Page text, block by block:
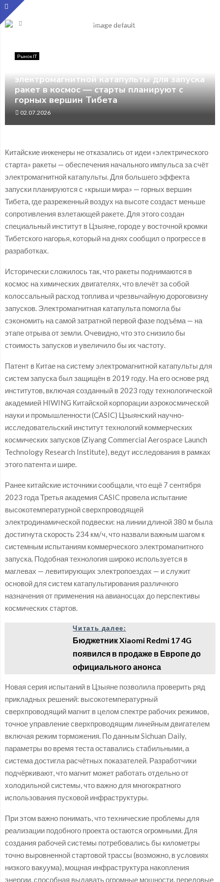
В Китае испытали элементы электромагнитной катапульты
Рынок IT
электромагнитной катапульты для запуска
ракет в космос — старты планируют с
горных вершин Тибета
02.07.2026
Китайские инженеры не отказались от идеи «электрического
старта» ракеты — обеспечения начального импульса за счёт
электромагнитной катапульты. Для большего эффекта
запуски планируются с «крыши мира» — горных вершин
Тибета, где разреженный воздух на высоте создаст меньше
сопротивления взлетающей ракете. Для этого создан
специальный институт в Цзыяне, городе у восточной кромки
Тибетского нагорья, который на днях сообщил о прогрессе в
разработках.
Исторически сложилось так, что ракеты поднимаются в
космос на химических двигателях, что влечёт за собой
колоссальный расход топлива и чрезвычайную дороговизну
запусков. Электромагнитная катапульта помогла бы
сэкономить на самой затратной первой фазе подъёма — на
этапе отрыва от земли. Очевидно, что это снизило бы
стоимость запусков и увеличило бы их частоту.
Патент в Китае на систему электромагнитной катапульты для
систем запуска был защищён в 2019 году. На его основе ряд
институтов, включая созданный в 2023 году технологической
академией HIWING Китайской корпорации аэрокосмической
науки и промышленности (CASIC) Цзыянский научно-
исследовательский институт технологий коммерческих
космических запусков (Ziyang Commercial Aerospace Launch
Technology Research Institute), ведут исследования в рамках
этого патента и шире.
Ранее китайские источники сообщали, что ещё 7 сентября
2023 года Третья академия CASIC провела испытание
высокотемпературной сверхпроводящей
электродинамической подвески: на линии длиной 380 м была
достигнута скорость 234 км/ч, что назвали важным шагом к
системным испытаниям коммерческого электромагнитного
запуска. Подобная технология широко используется в
маглевах — левитирующих электропоездах — и служит
основой для систем катапультирования различного
назначения от применения на авианосцах до перспективы
космических стартов.
Читать далее:
Бюджетник Xiaomi Redmi 17 4G
появился в продаже в Европе до
официального анонса
Новая серия испытаний в Цзыяне позволила проверить ряд
прикладных решений: высокотемпературный
сверхпроводящий магнит в целом спектре рабочих режимов,
точное управление сверхпроводящим линейным двигателем
включая режим торможения. По данным Sichuan Daily,
параметры во время теста оставались стабильными, а
система достигла расчётных показателей. Разработчики
подчёркивают, что магнит может работать отдельно от
холодильной системы, что важно для многократного
использования пусковой инфраструктуры.
При этом важно понимать, что технические проблемы для
реализации подобного проекта остаются огромными. Для
создания рабочей системы потребовались бы километры
точно выровненной стартовой трассы (возможно, в условиях
низкого вакуума), мощная инфраструктура накопления
энергии, способная выдавать огромные мощности, передовые